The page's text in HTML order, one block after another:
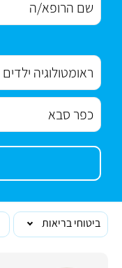
ביטוחי בריאות